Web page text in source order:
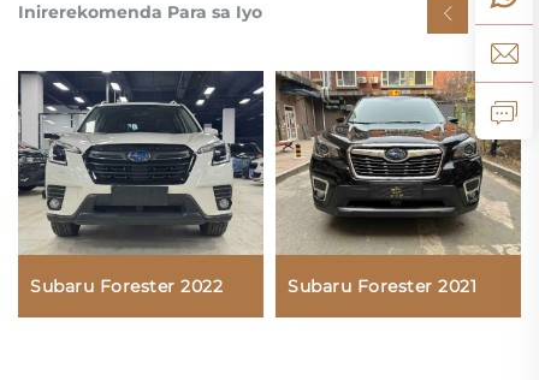
Inirerekomenda Para sa Iyo
Subaru Forester 2022 Subaru Forester 2021